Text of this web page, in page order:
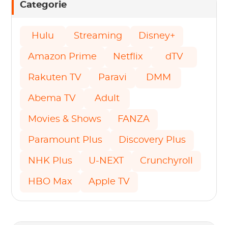
Categorie
Hulu Streaming Disney+
Amazon Prime Netflix dTV
Rakuten TV Paravi DMM
Abema TV Adult
Movies & Shows FANZA
Paramount Plus Discovery Plus
NHK Plus U-NEXT Crunchyroll
HBO Max Apple TV